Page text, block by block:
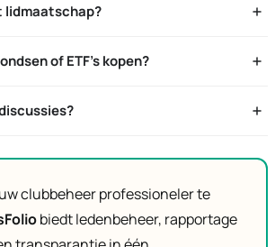
lidmaatschap?
of ETF’s kopen?
transactie.
en versnellen consensus.
clubbeheer professioneler te
biedt ledenbeheer, rapportage